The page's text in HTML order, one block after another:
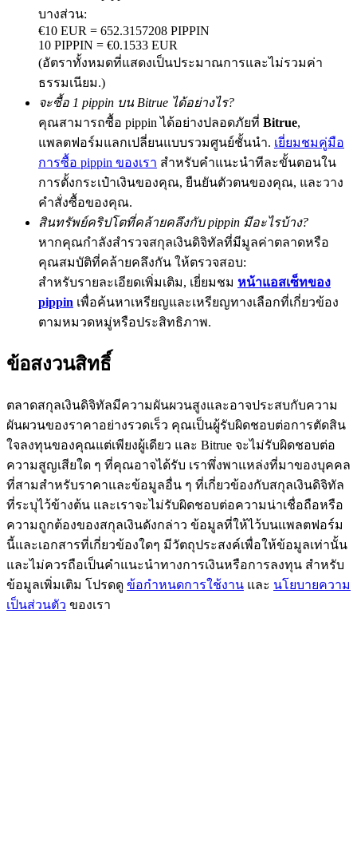
Exclusive for BitMart Users
Register & Trade to Win 500,000 USDT
Precious Metals Trading Carnival
Trade Gold & Silver · 33,333 USDT Bonus
USDT New User Exclusive 10% APR
USDT Flexible Staking | Daily Rewards
BTC New User Exclusive: 6.5% APR
กิจกรรมเพิ่มเติม
รับรางวัลและสิทธิพิเศษสุดพิเศษ
ศูนย์รางวัล
บางส่วน:
€10 EUR = 652.3157208 PIPPIN
10 PIPPIN = €0.1533 EUR
(อัตราทั้งหมดที่แสดงเป็นประมาณการและไม่รวมค่า
ธรรมเนียม.)
จะซื้อ 1 pippin บน Bitrue ได้อย่างไร?
คุณสามารถซื้อ pippin ได้อย่างปลอดภัยที่ Bitrue,
แพลตฟอร์มแลกเปลี่ยนแบบรวมศูนย์ชั้นนำ. เยี่ยมชมคู่มือ
การซื้อ pippin ของเรา สำหรับคำแนะนำทีละขั้นตอนใน
การตั้งกระเป๋าเงินของคุณ, ยืนยันตัวตนของคุณ, และวาง
คำสั่งซื้อของคุณ.
สินทรัพย์คริปโตที่คล้ายคลึงกับ pippin มีอะไรบ้าง?
หากคุณกำลังสำรวจสกุลเงินดิจิทัลที่มีมูลค่าตลาดหรือ
คุณสมบัติที่คล้ายคลึงกัน ให้ตรวจสอบ:
สำหรับรายละเอียดเพิ่มเติม, เยี่ยมชม หน้าแอสเซ็ทของ
pippin เพื่อค้นหาเหรียญและเหรียญทางเลือกที่เกี่ยวข้อง
ตามหมวดหมู่หรือประสิทธิภาพ.
ข้อสงวนสิทธิ์
ตลาดสกุลเงินดิจิทัลมีความผันผวนสูงและอาจประสบกับความ
ผันผวนของราคาอย่างรวดเร็ว คุณเป็นผู้รับผิดชอบต่อการตัดสิน
ใจลงทุนของคุณแต่เพียงผู้เดียว และ Bitrue จะไม่รับผิดชอบต่อ
ความสูญเสียใด ๆ ที่คุณอาจได้รับ เราพึ่งพาแหล่งที่มาของบุคคล
ที่สามสำหรับราคาและข้อมูลอื่น ๆ ที่เกี่ยวข้องกับสกุลเงินดิจิทัล
ที่ระบุไว้ข้างต้น และเราจะไม่รับผิดชอบต่อความน่าเชื่อถือหรือ
ความถูกต้องของสกุลเงินดังกล่าว ข้อมูลที่ให้ไว้บนแพลตฟอร์ม
นี้และเอกสารที่เกี่ยวข้องใดๆ มีวัตถุประสงค์เพื่อให้ข้อมูลเท่านั้น
และไม่ควรถือเป็นคำแนะนำทางการเงินหรือการลงทุน สำหรับ
ข้อมูลเพิ่มเติม โปรดดู ข้อกำหนดการใช้งาน และ นโยบายความ
เป็นส่วนตัว ของเรา